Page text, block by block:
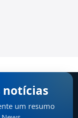
notícias
um resumo